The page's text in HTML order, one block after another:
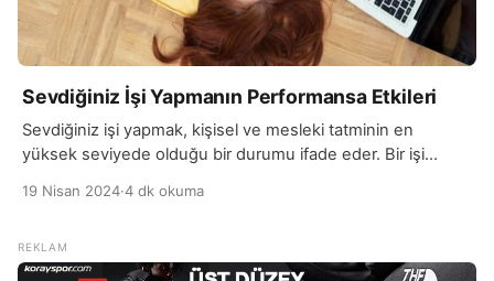
Sevdiğiniz İşi Yapmanın Performansa Etkileri
Sevdiğiniz işi yapmak, kişisel ve mesleki tatminin en
yüksek seviyede olduğu bir durumu ifade eder. Bir işi
motivasyonu içerir. Bu, çalışma saatlerini zevkle geçirmeyi
görmenizi sağlar. Sevdiğiniz işi yapmak, yaratıcılığı artırabilir
ve potansiyelinizi en üst düzeye çıkarmanıza […]
19 Nisan 2024·4 dk okuma